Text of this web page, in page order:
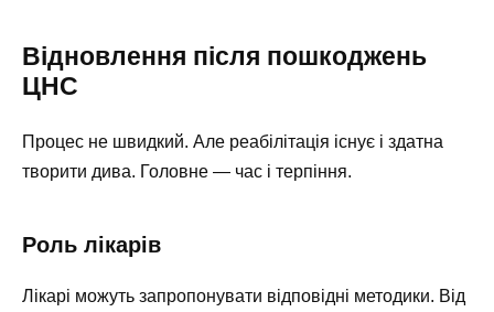
Відновлення після пошкоджень
ЦНС
Процес не швидкий. Але реабілітація існує і здатна
творити дива. Головне — час і терпіння.
Роль лікарів
Лікарі можуть запропонувати відповідні методики. Від